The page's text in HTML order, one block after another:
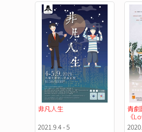
非凡人生
2021.9.4 - 5
青劇
《